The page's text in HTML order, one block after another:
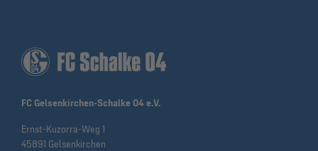
FC Gelsenkirchen-Schalke 04 e.V.
Ernst-Kuzorra-Weg 1
45891 Gelsenkirchen